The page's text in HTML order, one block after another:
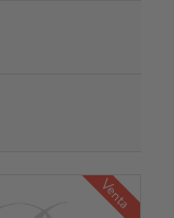
Venta